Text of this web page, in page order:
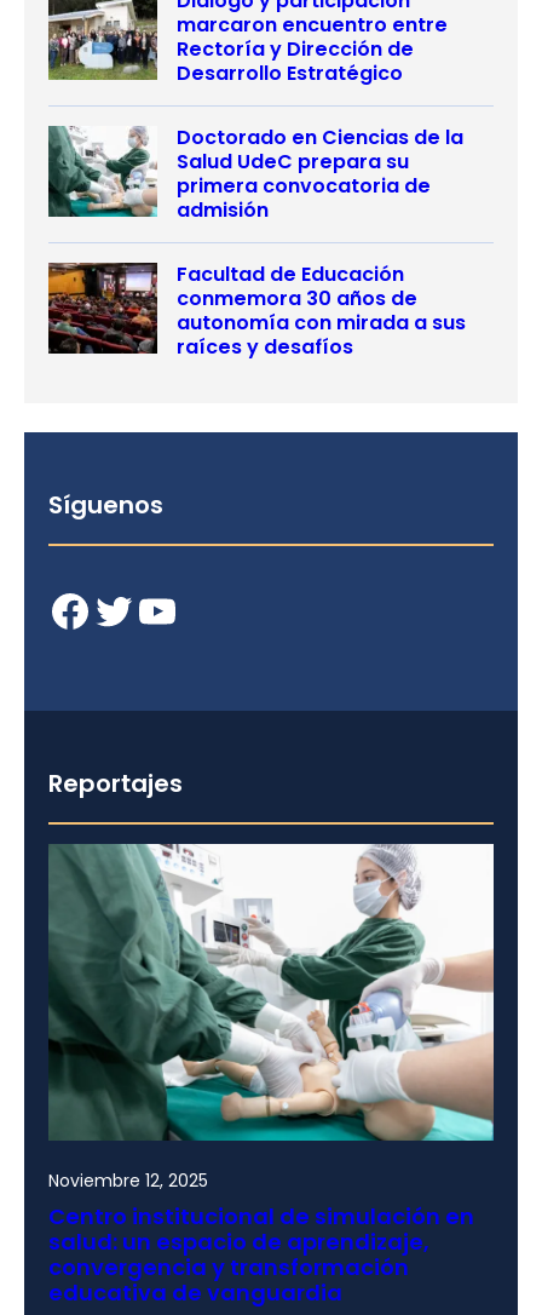
marcaron encuentro entre
Rectoría y Dirección de
Desarrollo Estratégico
Doctorado en Ciencias de la
Salud UdeC prepara su
primera convocatoria de
admisión
Facultad de Educación
conmemora 30 años de
autonomía con mirada a sus
raíces y desafíos
Síguenos
Facebook Twitter YouTube
Reportajes
Noviembre 12, 2025
Centro institucional de simulación en
salud: un espacio de aprendizaje,
convergencia y transformación
educativa de vanguardia